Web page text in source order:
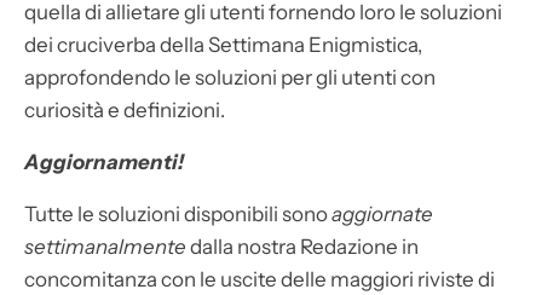
quella di allietare gli utenti fornendo loro le soluzioni
dei cruciverba della Settimana Enigmistica,
approfondendo le soluzioni per gli utenti con
curiosità e definizioni.
Aggiornamenti!
Tutte le soluzioni disponibili sonoaggiornate
settimanalmente dalla nostra Redazione in
concomitanza con le uscite delle maggiori riviste di